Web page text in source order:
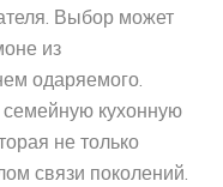
Выбор может
из
одаряемого.
кухонную
не только
связи поколений.